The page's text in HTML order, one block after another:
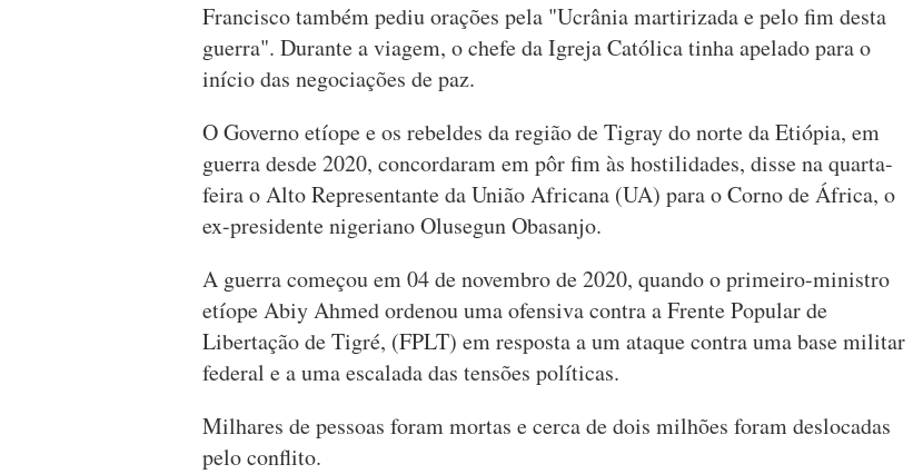
Francisco também pediu orações pela "Ucrânia martirizada e pelo fim desta
guerra". Durante a viagem, o chefe da Igreja Católica tinha apelado para o
início das negociações de paz.
O Governo etíope e os rebeldes da região de Tigray do norte da Etiópia, em
guerra desde 2020, concordaram em pôr fim às hostilidades, disse na quarta-
feira o Alto Representante da União Africana (UA) para o Corno de África, o
ex-presidente nigeriano Olusegun Obasanjo.
A guerra começou em 04 de novembro de 2020, quando o primeiro-ministro
etíope Abiy Ahmed ordenou uma ofensiva contra a Frente Popular de
Libertação de Tigré, (FPLT) em resposta a um ataque contra uma base militar
federal e a uma escalada das tensões políticas.
Milhares de pessoas foram mortas e cerca de dois milhões foram deslocadas
pelo conflito.